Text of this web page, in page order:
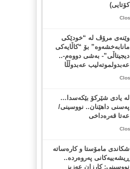
کۆتایی)
وێنەی مرۆڤ لە “خودێکی
مانابەخشەوە” بۆ “کاڵایەکی
دیجیتاڵی”- بەشی دووەم-..
عەبدولموتەلیب عەبدوڵڵا
لە یادی شێرکۆ بێکەسدا…
پەسنی داهێنان.. نووسینی/
عەتا قەرەداخی
شکاندی مامۆستا و کارەساتە
ڕیشەییەکانی پەروەردە..
نووسینی: کارزان عەزیز